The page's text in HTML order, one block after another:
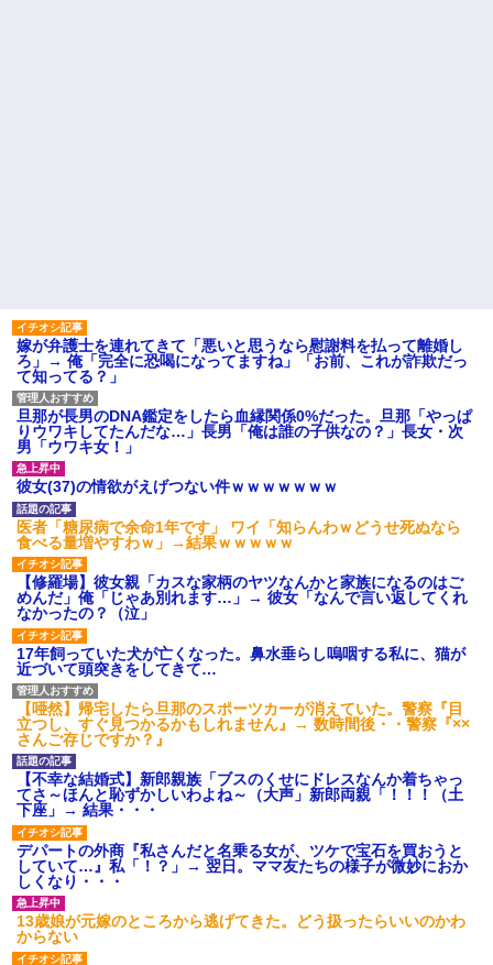
のお茶？」彼「ちっ！」私「」
【GIF】JSのカンチョーワロ
タ
後続車にクラクションを鳴ら
され彼氏が逆切れ。「何クラク
ション鳴らしてんだ！降りてこ
いよ！」と怒鳴りだし...
【衝撃】報酬100万円超の治験
募集がこちらｗｗｗｗｗ(※画像
あり)
【ネット騒然】惨殺されたタ
ワマン頂き女子のこの動画、す
げえええええｗｗｗｗｗｗｗｗ
ｗｗｗ
【愕然】白のクラウン俺氏、
高速道路左車線を制限速度で走
った結果wwwwwwwwwwww
百年の恋12-899 食べた量を
張り合ってくる
【悲報】佐藤輝明・・・２軍
でも盛大にやらかす←あまり悲
しませないでくれ
嫁が弁護士を連れてきて「悪いと思うなら慰謝料を払って離婚し
ろ」→ 俺「完全に恐喝になってますね」「お前、これが詐欺だっ
て知ってる？」
旦那が長男のDNA鑑定をしたら血縁関係0%だった。旦那「やっぱ
りウワキしてたんだな…」長男「俺は誰の子供なの？」長女・次
男「ウワキ女！」
彼女(37)の情欲がえげつない件ｗｗｗｗｗｗｗ
医者「糖尿病で余命1年です」 ワイ「知らんわｗどうせ死ぬなら
食べる量増やすわｗ」→結果ｗｗｗｗｗ
【修羅場】彼女親「カスな家柄のヤツなんかと家族になるのはご
めんだ」俺「じゃあ別れます…」→ 彼女「なんで言い返してくれ
なかったの？（泣」
17年飼っていた犬が亡くなった。鼻水垂らし嗚咽する私に、猫が
近づいて頭突きをしてきて…
【唖然】帰宅したら旦那のスポーツカーが消えていた。警察『目
立つし、すぐ見つかるかもしれません』→ 数時間後・・警察『××
さんご存じですか？』
【不幸な結婚式】新郎親族「ブスのくせにドレスなんか着ちゃっ
てさ～ほんと恥ずかしいわよね～（大声」新郎両親「！！！（土
下座」→ 結果・・・
デパートの外商『私さんだと名乗る女が、ツケで宝石を買おうと
していて…』私「！？」→ 翌日。ママ友たちの様子が微妙におか
しくなり・・・
13歳娘が元嫁のところから逃げてきた。どう扱ったらいいのかわ
からない